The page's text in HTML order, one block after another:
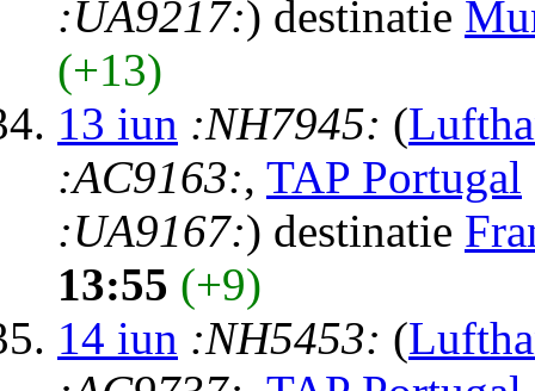
:UA9217:) destinatie
(+13)
13 iun :NH7945: (
:AC9163:, TAP Portugal
:UA9167:) destinatie
13:55 (+9)
14 iun :NH5453: (